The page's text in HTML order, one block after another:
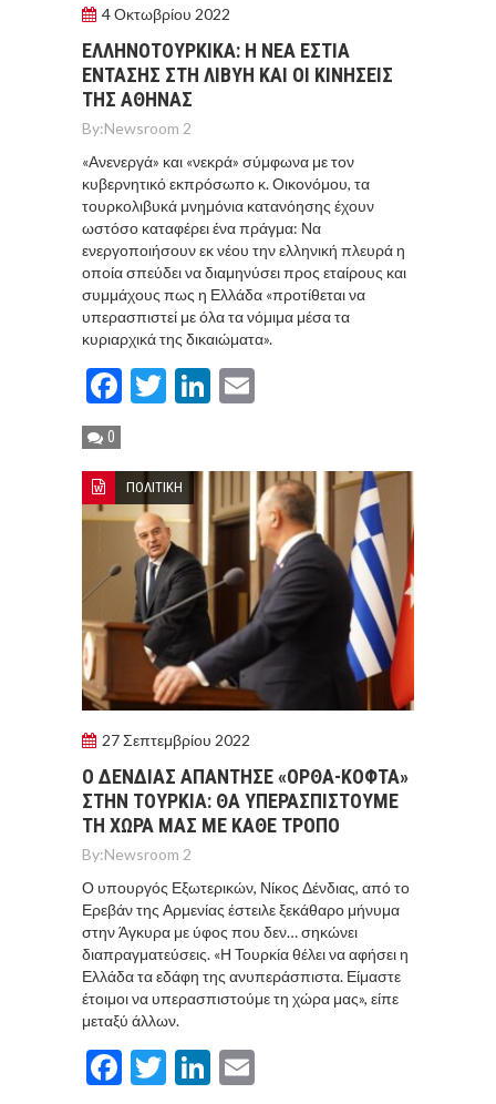
4 Οκτωβρίου 2022
ΕΛΛΗΝΟΤΟΥΡΚΙΚΑ: Η ΝΕΑ ΕΣΤΙΑ
ΕΝΤΑΣΗΣ ΣΤΗ ΛΙΒΥΗ ΚΑΙ ΟΙ ΚΙΝΗΣΕΙΣ
ΤΗΣ ΑΘΗΝΑΣ
By:Newsroom 2
«Ανενεργά» και «νεκρά» σύμφωνα με τον
κυβερνητικό εκπρόσωπο κ. Οικονόμου, τα
τουρκολιβυκά μνημόνια κατανόησης έχουν
ωστόσο καταφέρει ένα πράγμα: Να
ενεργοποιήσουν εκ νέου την ελληνική πλευρά η
οποία σπεύδει να διαμηνύσει προς εταίρους και
συμμάχους πως η Ελλάδα «προτίθεται να
υπερασπιστεί με όλα τα νόμιμα μέσα τα
κυριαρχικά της δικαιώματα».
Facebook
TwitterLinkedIn
0
ΠΟΛΙΤΙΚΗ
27 Σεπτεμβρίου 2022
Ο ΔΕΝΔΙΑΣ ΑΠΑΝΤΗΣΕ «ΟΡΘΑ-ΚΟΦΤΑ»
ΣΤΗΝ ΤΟΥΡΚΙΑ: ΘΑ ΥΠΕΡΑΣΠΙΣΤΟΥΜΕ
ΤΗ ΧΩΡΑ ΜΑΣ ΜΕ ΚΑΘΕ ΤΡΟΠΟ
By:Newsroom 2
Ο υπουργός Εξωτερικών, Νίκος Δένδιας, από το
Ερεβάν της Αρμενίας έστειλε ξεκάθαρο μήνυμα
στην Άγκυρα με ύφος που δεν… σηκώνει
διαπραγματεύσεις. «Η Τουρκία θέλει να αφήσει η
Ελλάδα τα εδάφη της ανυπεράσπιστα. Είμαστε
έτοιμοι να υπερασπιστούμε τη χώρα μας», είπε
μεταξύ άλλων.
Facebook
TwitterLinkedIn